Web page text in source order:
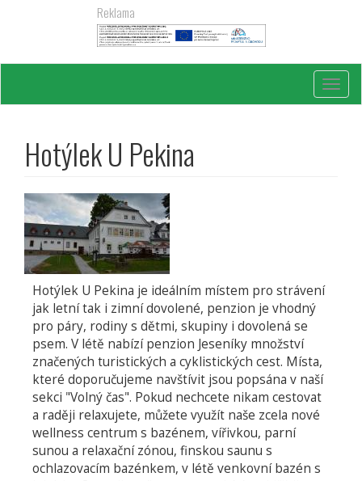
Reklama
Hotýlek U Pekina
Hotýlek U Pekina je ideálním místem pro strávení
jak letní tak i zimní dovolené, penzion je vhodný
pro páry, rodiny s dětmi, skupiny i dovolená se
psem. V létě nabízí penzion Jeseníky množství
značených turistických a cyklistických cest. Místa,
které doporučujeme navštívit jsou popsána v naší
sekci "Volný čas". Pokud nechcete nikam cestovat
a raději relaxujete, můžete využít naše zcela nové
wellness centrum s bazénem, vířivkou, parní
sunou a relaxační zónou, finskou saunu s
ochlazovacím bazénkem, v létě venkovní bazén s